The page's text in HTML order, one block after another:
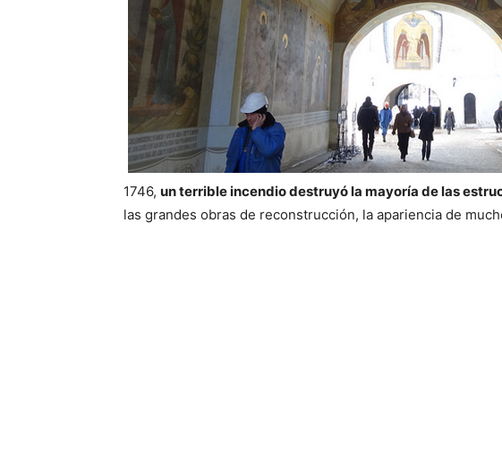
1746, un terrible incendio destruyó la mayoría de las
las grandes obras de reconstrucción, la apariencia de